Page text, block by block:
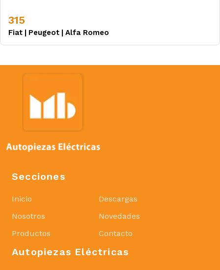
315
Fiat | Peugeot | Alfa Romeo
Secciones
Inicio
Nosotros
Productos
Descargas
Novedades
Contacto
Autopiezas Eléctricas